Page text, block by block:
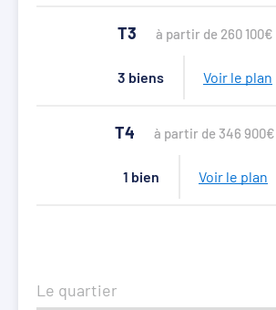
T3 à partir de 260 100€
3 biens Voir le plan
T4 à partir de 346 900€
1 bien Voir le plan
Le quartier